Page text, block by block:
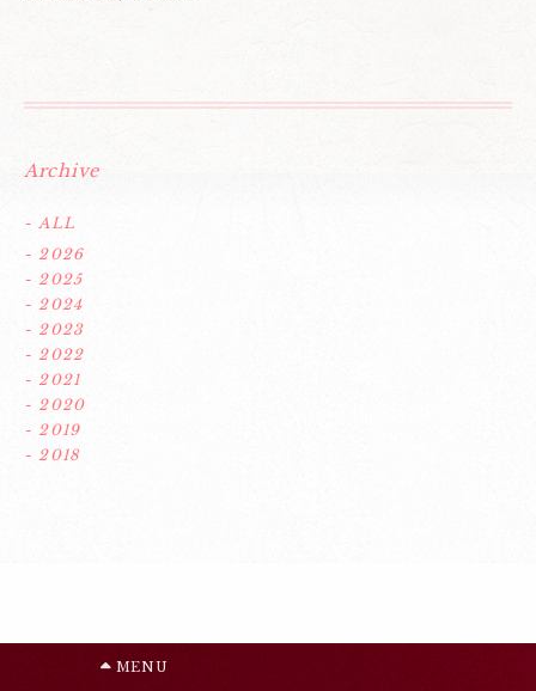
Archive
- ALL
- 2026
- 2025
- 2024
- 2023
- 2022
- 2021
- 2020
- 2019
- 2018
MENU